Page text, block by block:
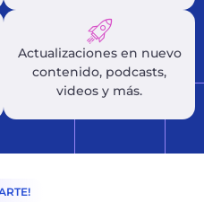
Actualizaciones en nuevo
contenido, podcasts,
videos y más.